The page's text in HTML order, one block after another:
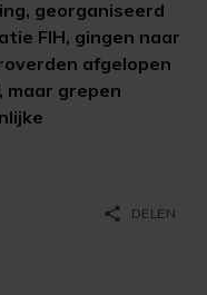
georganiseerd
FIH, gingen naar
afgelopen
maar grepen
share DELEN